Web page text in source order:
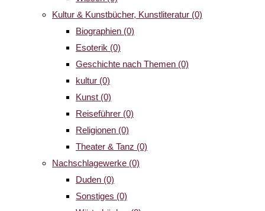
Kultur & Kunstbücher, Kunstliteratur (0)
Biographien (0)
Esoterik (0)
Geschichte nach Themen (0)
kultur (0)
Kunst (0)
Reiseführer (0)
Religionen (0)
Theater & Tanz (0)
Nachschlagewerke (0)
Duden (0)
Sonstiges (0)